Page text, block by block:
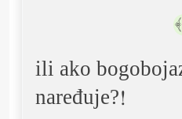
ili ako
naređuje?!